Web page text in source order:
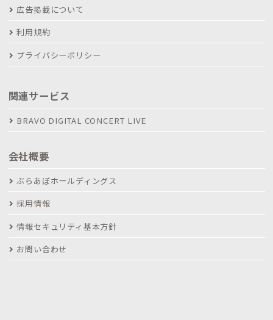
広告掲載について
利用規約
プライバシーポリシー
関連サービス
BRAVO DIGITAL CONCERT LIVE
会社概要
ぶらあぼホールディングス
採用情報
情報セキュリティ基本方針
お問い合わせ